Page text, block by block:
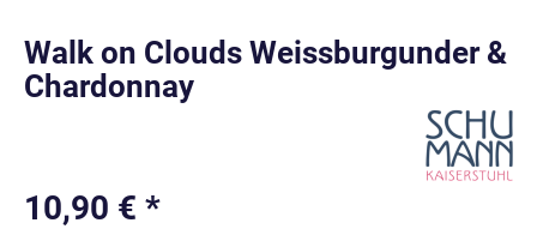
Walk on Clouds Weissburgunder &
Chardonnay
10,90 € *